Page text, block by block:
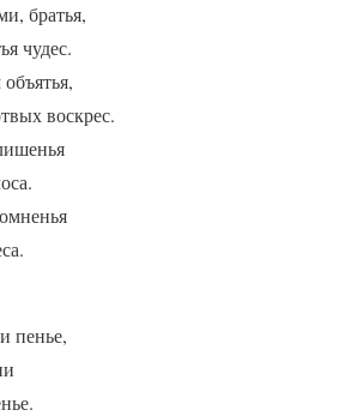
братья,
чудес.
воскрес.
пенье,